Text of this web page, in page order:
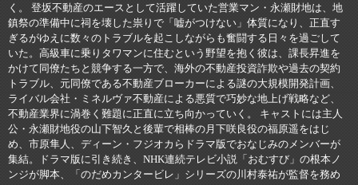
く。 登坂不動産のエースとして活躍していた営業マン・永瀬財地は、地
鎮祭の準備中に祠を壊した祟りで「嘘がつけない」体質になり、正直す
ぎるがゆえに数々のトラブルを起こしながらも奮闘する日々を過ごして
いた。高級車に乗りタワマンに住むという野望を抱く彼は、課長昇進を
かけて同僚たちと競争する一方で、海外の不動産投資詐欺や過去の契約
トラブル、元同僚である不動産ブローカーによる謎の大規模開発計画、
ライバル会社・ミネルヴァ不動産による悪質で巧妙な地上げ戦略など、
不動産業界に渦巻く難題に正直に立ち向かっていく。 キャストには主人
公・永瀬財地役の山下智久と後輩で相棒の月下咲良役の福原遥をはじ
め、市原隼人、ディーン・フジオカらドラマ版でおなじみのメンバーが
集結。ドラマ版に引き続き、NHK連続テレビ小説「おむすび」の根本ノ
ンジが脚本、「のだめカンタービレ」シリーズの川村泰祐が監督を務め